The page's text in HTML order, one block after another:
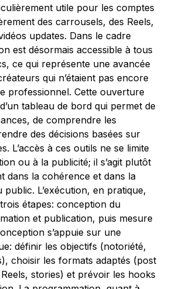
utile pour les comptes
des carrousels, des Reels,
updates. Dans le cadre
est désormais accessible à tous
ce qui représente une avancée
qui n’étaient pas encore
professionnel. Cette ouverture
tableau de bord qui permet de
de comprendre les
des décisions basées sur
L’accès à ces outils ne se limite
ou à la publicité; il s’agit plutôt
dans la cohérence et dans la
L’exécution, en pratique,
étapes: conception du
et publication, puis mesure
s’appuie sur une
définir les objectifs (notoriété,
choisir les formats adaptés (post
stories) et prévoir les hooks